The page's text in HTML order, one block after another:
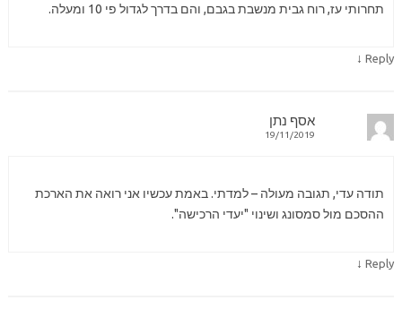
תחרותי עז, רוח גבית מנשבת בגבם, והם בדרך לגדול פי 10 ומעלה.
Reply
↓
אסף נתן
19/11/2019
תודה עדי, תגובה מעולה – למדתי. באמת עכשיו אני רואה את הארכת
ההסכם מול סמסונג ושינוי "יעדי הרכישה".
Reply
↓